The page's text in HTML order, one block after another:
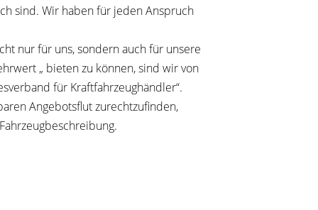
sind. Wir haben für jeden Anspruch
nur für uns, sondern auch für unsere
„ bieten zu können, sind wir von
für Kraftfahrzeughändler“.
Angebotsflut zurechtzufinden,